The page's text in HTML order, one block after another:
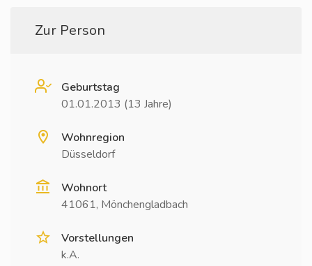
Zur Person
Geburtstag
01.01.2013 (13 Jahre)
Wohnregion
Düsseldorf
Wohnort
41061, Mönchengladbach
Vorstellungen
k.A.